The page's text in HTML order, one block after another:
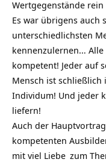
Wertgegenstände
Es war übrigens auch
unterschiedlichsten
kennenzulernen…
kompetent! Jeder auf
Mensch ist schließlich
Individum! Und jeder
liefern!
Auch der
kompetenten
mit viel Liebe zum